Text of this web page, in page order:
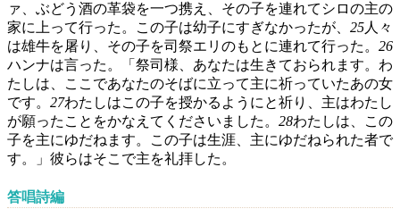
ァ、ぶどう酒の革袋を一つ携え、その子を連れてシロの主の
家に上って行った。この子は幼子にすぎなかったが、 25人々
は雄牛を屠り、その子を司祭エリのもとに連れて行った。 26
ハンナは言った。「祭司様、あなたは生きておられます。わ
たしは、ここであなたのそばに立って主に祈っていたあの女
です。 27わたしはこの子を授かるようにと祈り、主はわたし
が願ったことをかなえてくださいました。 28わたしは、この
子を主にゆだねます。この子は生涯、主にゆだねられた者で
す。」彼らはそこで主を礼拝した。
答唱詩編